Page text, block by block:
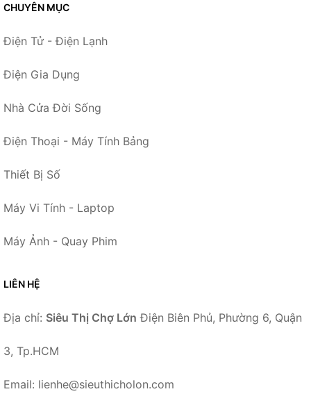
CHUYÊN MỤC
Điện Tử - Điện Lạnh
Điện Gia Dụng
Nhà Cửa Đời Sống
Điện Thoại - Máy Tính Bảng
Thiết Bị Số
Máy Vi Tính - Laptop
Máy Ảnh - Quay Phim
LIÊN HỆ
Địa chỉ: Siêu Thị Chợ Lớn Điện Biên Phủ, Phường 6, Quận
3, Tp.HCM
Email: lienhe@sieuthicholon.com